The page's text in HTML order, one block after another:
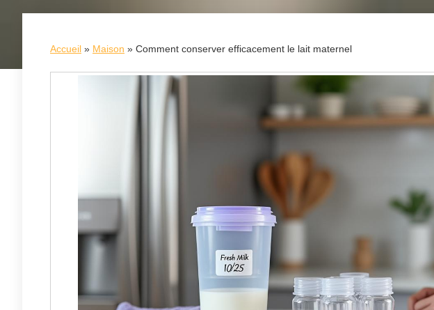
Accueil » Maison » Comment conserver efficacement le lait maternel